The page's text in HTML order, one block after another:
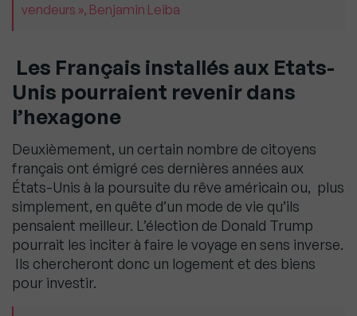
vendeurs », Benjamin Leiba
Les Français installés aux Etats-
Unis pourraient revenir dans
l’hexagone
Deuxièmement, un certain nombre de citoyens
français ont émigré ces dernières années aux
États-Unis à la poursuite du rêve américain ou, plus
simplement, en quête d’un mode de vie qu’ils
pensaient meilleur. L’élection de Donald Trump
pourrait les inciter à faire le voyage en sens inverse.
Ils chercheront donc un logement et des biens
pour investir.